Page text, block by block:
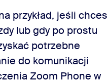
przykład, jeśli
lub gdy po prostu
potrzebne
do komunikacji
Zoom Phone w